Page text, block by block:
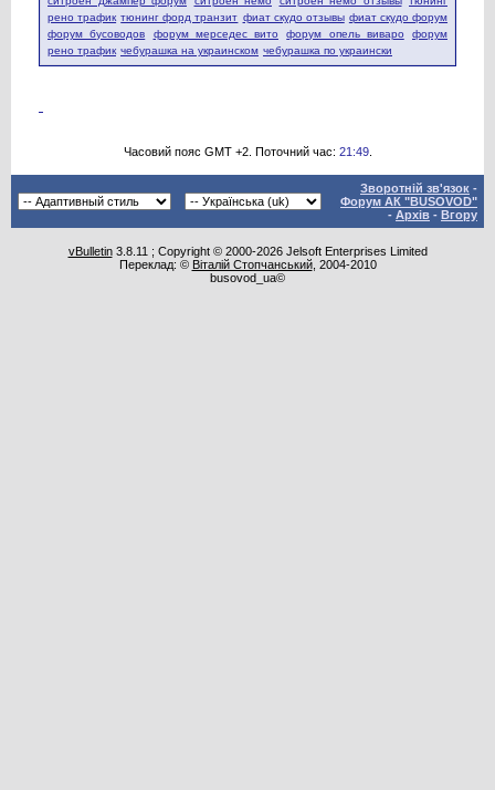
рено трафик тюнинг форд транзит фиат скудо отзывы фиат скудо форум
форум бусоводов
форум мерседес вито форум опель виваро
форум
рено трафик чебурашка на украинском чебурашка по украински
Часовий пояс GMT +2. Поточний час: 21:49.
Зворотній зв'язок -
Форум АК "BUSOVOD"
- Архів - Вгору
vBulletin3.8.11 ; Copyright © 2000-2026 Jelsoft Enterprises Limited
Переклад: © Віталій Стопчанський, 2004-2010
busovod_ua©